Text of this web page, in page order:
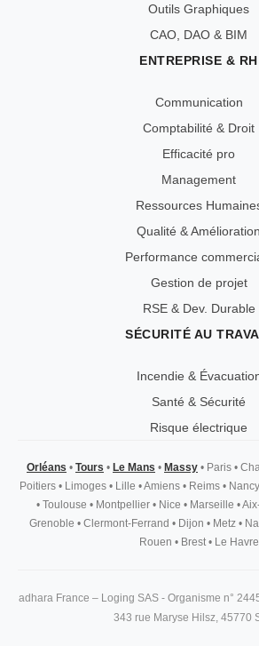
Outils Graphiques
CAO, DAO & BIM
ENTREPRISE & RH
Communication
Comptabilité & Droit
Efficacité pro
Management
Ressources
Qualité & Amélioration
Performance
Gestion de projet
RSE & Dev. Durable
SÉCURITÉ AU
Incendie &
Santé & Sécurité
Risque électrique
Orléans • Tours • Le Mans • Massy • Paris •
Poitiers • Limoges • Lille •Amiens • Reims • Nancy
•Toulouse •Montpellier •Nice •Marseille •
Grenoble • Clermont-Ferrand • Dijon • Metz •
Rouen •Brest•Le Havre
adhara France – Loging SAS - Organisme n°
343 rue Maryse Hilsz, 45770